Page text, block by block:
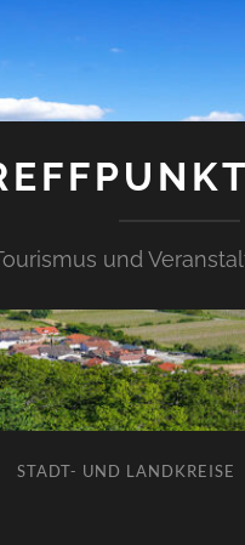
und
STADT- UND LANDKREISE